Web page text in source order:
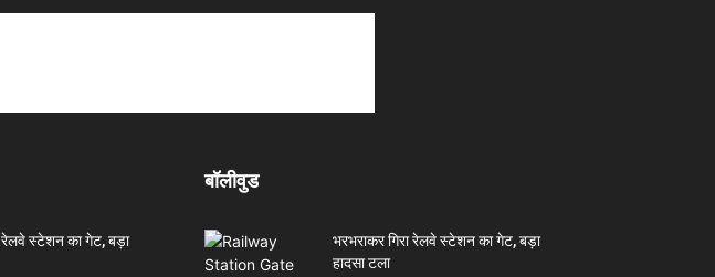
रेलवे स्टेशन का गेट, बड़ा
बॉलीवुड
भरभराकर गिरा रेलवे स्टेशन का गेट, बड़ा
हादसा टला